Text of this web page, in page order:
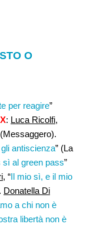
O
per reagire”
: Luca Ricolfi,
(Messaggero).
antiscienza” (La
sì al green pass”
“Il mio sì, e il mio
Donatella Di
a chi non è
libertà non è